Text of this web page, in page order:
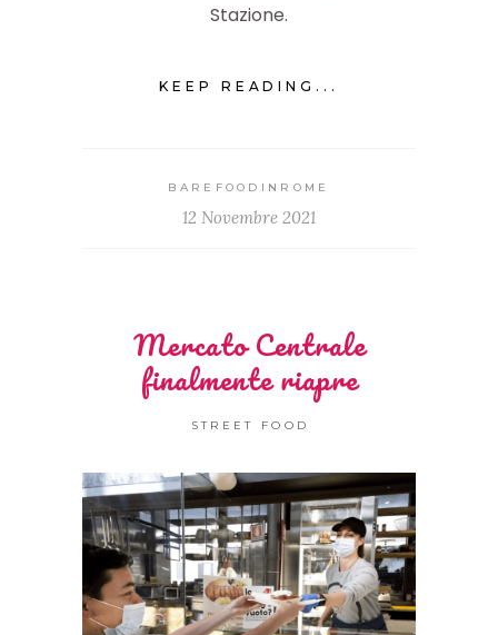
Stazione.
KEEP READING...
BAREFOODINROME
12 Novembre 2021
Mercato Centrale
finalmente riapre
STREET FOOD